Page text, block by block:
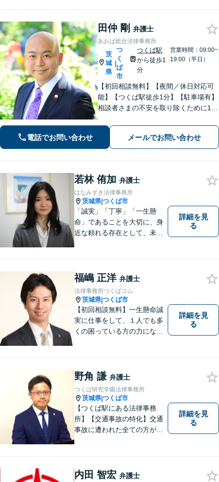
田仲 剛 弁護士
あおば総合法律事務所
茨
城
県
|
つ
く
ば
市
つくば駅
から徒歩1
分
営業時間：09:00~
19:00（平日）
【初回相談無料】【夜間／休日対応可
能】【つくば駅徒歩1分】【駐車場有】
相談者さまの不安を取り除くために1件
談者さまに寄り添った解決方法を提案
することを心がけています。まずはお
気軽にお問い合わせください。
電話でお問い合わせ メールでお問い合わせ
若林 侑加 弁護士
はなみずき法律事務所
茨城県|つくば市
「誠実」「丁寧」「一生懸
命」であることを大切に、身
近な頼れる存在として、未来
詳細を見
る
福嶋 正洋 弁護士
法律事務所つくばコム
茨城県|つくば市
【初回相談無料】一生懸命誠
実に仕事をして、１人でも多
くの困っている方の力にな
事案かどうかも含め、私が親
切・丁寧にご対応致します。
ぜひご相談ください。
詳細を見
る
野角 謙 弁護士
つくば研究学園法律事務所
茨城県|つくば市
【つくば駅にある法律事務
所】【交通事故の特化】交通
事故に遭われた全ての方が適
ニケーションを大切にし、最
詳細を見
る
内田 智宏 弁護士